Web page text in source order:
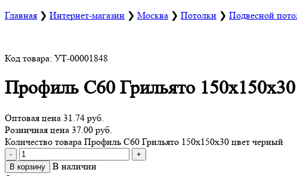
Главная ❯ Интернет-магазин ❯ Москва ❯ Потолки ❯ Подвесной
Код товара: УТ-00001848
Профиль С60 Грильято
Оптовая цена 31.74 руб.
Розничная цена 37.00 руб.
Количество товара Профиль С60 Грильято 150х150х30 цвет черный
-
+
В корзину
В наличии